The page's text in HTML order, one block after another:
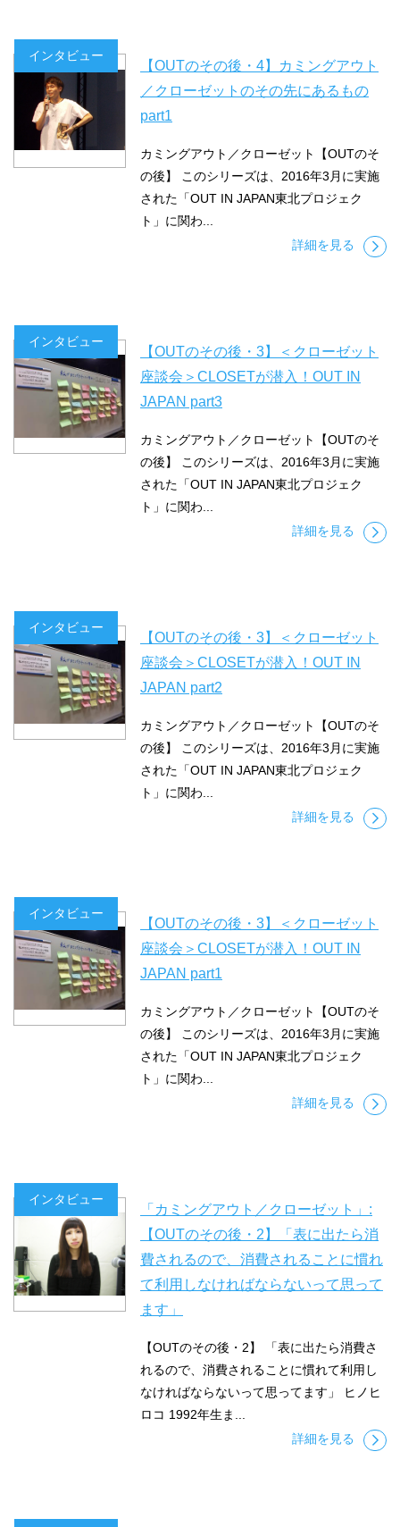
インタビュー
【OUTのその後・4】カミングアウト
／クローゼットのその先にあるもの
part1
カミングアウト／クローゼット【OUTのそ
の後】 このシリーズは、2016年3月に実施
された「OUT IN JAPAN東北プロジェク
ト」に関わ...
詳細を見る
インタビュー
【OUTのその後・3】＜クローゼット
座談会＞CLOSETが潜入！OUT IN
JAPAN part3
カミングアウト／クローゼット【OUTのそ
の後】 このシリーズは、2016年3月に実施
された「OUT IN JAPAN東北プロジェク
ト」に関わ...
詳細を見る
インタビュー
【OUTのその後・3】＜クローゼット
座談会＞CLOSETが潜入！OUT IN
JAPAN part2
カミングアウト／クローゼット【OUTのそ
の後】 このシリーズは、2016年3月に実施
された「OUT IN JAPAN東北プロジェク
ト」に関わ...
詳細を見る
インタビュー
【OUTのその後・3】＜クローゼット
座談会＞CLOSETが潜入！OUT IN
JAPAN part1
カミングアウト／クローゼット【OUTのそ
の後】 このシリーズは、2016年3月に実施
された「OUT IN JAPAN東北プロジェク
ト」に関わ...
詳細を見る
インタビュー
「カミングアウト／クローゼット」:
【OUTのその後・2】「表に出たら消
費されるので、消費されることに慣れ
て利用しなければならないって思って
ます」
【OUTのその後・2】 「表に出たら消費さ
れるので、消費されることに慣れて利用し
なければならないって思ってます」 ヒノヒ
ロコ 1992年生ま...
詳細を見る